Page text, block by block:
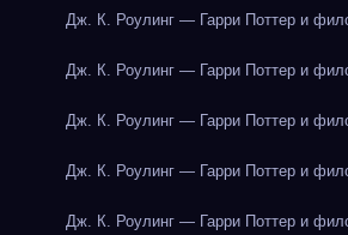
Дж. К. Роулинг — Гарри Поттер и
Дж. К. Роулинг — Гарри Поттер и
Дж. К. Роулинг — Гарри Поттер и
Дж. К. Роулинг — Гарри Поттер и
Дж. К. Роулинг — Гарри Поттер и